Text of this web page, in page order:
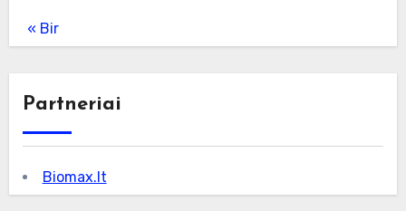
« Bir
Partneriai
Biomax.lt